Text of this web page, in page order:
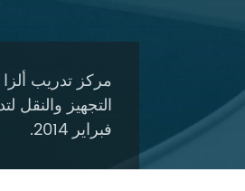
مركز تدريب
فبراير 2014.